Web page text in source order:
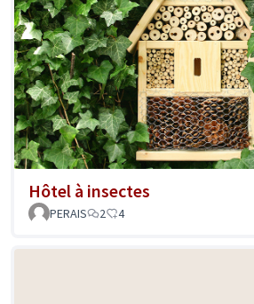
Hôtel à insectes
PERAIS
2 4